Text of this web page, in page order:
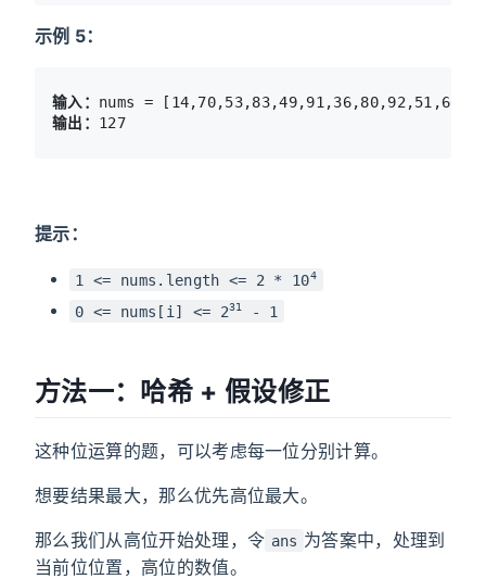
示例 5：
输入：
输出：
127
提示：
1 <= nums.length <= 2 * 104
0 <= nums[i] <= 231 - 1
方法一：哈希 + 假设修正
这种位运算的题，可以考虑每一位分别计算。
想要结果最大，那么优先高位最大。
那么我们从高位开始处理，令 ans 为答案中，处理到
当前位位置，高位的数值。